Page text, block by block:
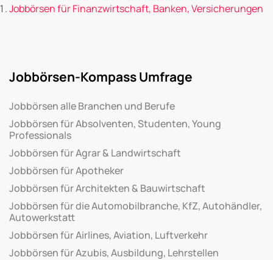
Jobbörsen für Finanzwirtschaft, Banken, Versicherungen
Jobbörsen-Kompass Umfrage
Jobbörsen alle Branchen und Berufe
Jobbörsen für Absolventen, Studenten, Young
Professionals
Jobbörsen für Agrar & Landwirtschaft
Jobbörsen für Apotheker
Jobbörsen für Architekten & Bauwirtschaft
Jobbörsen für die Automobilbranche, KfZ, Autohändler,
Autowerkstatt
Jobbörsen für Airlines, Aviation, Luftverkehr
Jobbörsen für Azubis, Ausbildung, Lehrstellen